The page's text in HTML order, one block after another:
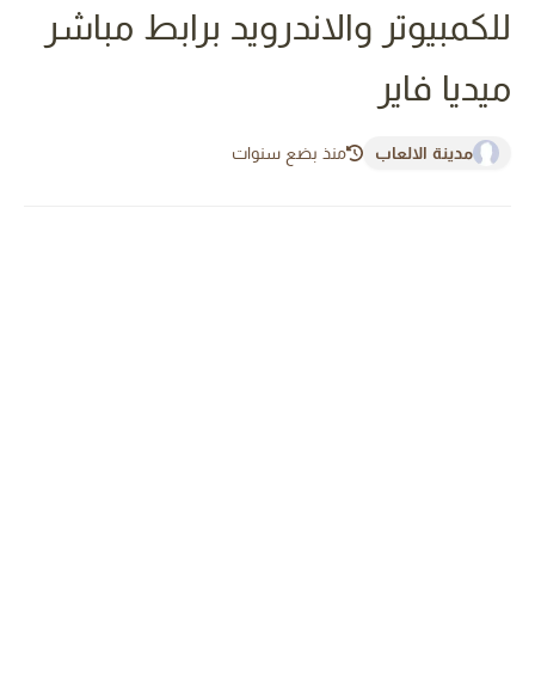
للكمبيوتر والاندرويد برابط مباشر
ميديا فاير
مدينة الالعاب منذ بضع سنوات